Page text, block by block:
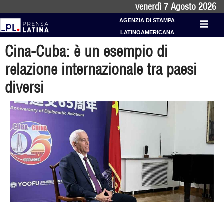
venerdì 7 Agosto 2026
AGENZIA DI STAMPA
LATINOAMERICANA
Cina-Cuba: è un esempio di
relazione internazionale tra paesi
diversi